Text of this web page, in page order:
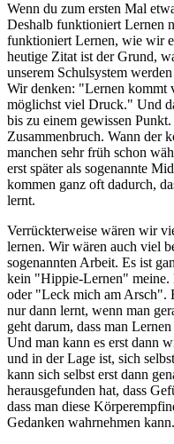
Wenn du zum ersten Mal
Deshalb funktioniert Lernen
funktioniert Lernen, wie wir
heutige Zitat ist der Grund,
unserem Schulsystem
Wir denken: "Lernen kommt
möglichst viel Druck." Und
bis zu einem gewissen
Zusammenbruch. Wann der
manchen sehr früh schon
erst später als sogenannte
kommen ganz oft dadurch,
lernt.
Verrückterweise wären wir
lernen. Wir wären auch viel
sogenannten Arbeit. Es ist
kein "Hippie-Lernen" meine.
oder "Leck mich am Arsch".
nur dann lernt, wenn man
geht darum, dass man
Und man kann es erst dann
und in der Lage ist, sich
kann sich selbst erst dann
herausgefunden hat, dass
dass man diese
Gedanken wahrnehmen kann.